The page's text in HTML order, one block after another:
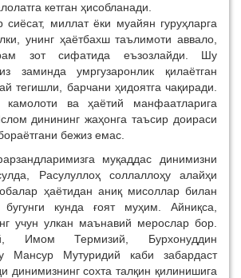
кетган ҳисобланади.
миллат ёки муайян гуруҳларга
унинг ҳаётбахш таълимоти аввало,
зот сифатида еъзозлайди. Шу
заминда умргузаронлик қилаётган
тегишли, барчани ҳидоятга чақиради.
ва ҳаётий манфаатларига
динининг жаҳонга таъсир доираси
бежиз емас.
муқаддас динимизни
Расулуллоҳ соллаллоҳу алайҳи
ҳаётидан аниқ мисоллар билан
бугунги кунда ғоят муҳим. Aйниқса,
учун улкан маънавий мерослар бор.
Имом Термизий, Бурхонуддин
Мансур Мутуридий каби забардаст
динимизнинг сохта талқин қилинишига